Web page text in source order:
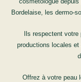
Bordelaise, les dermo-
Ils respectent
productions locales
Offrez à votre peau